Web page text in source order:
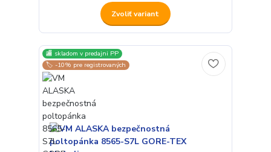
Zvoliť variant
🏬 skladom v predajni PP
🏷️ -10% pre registrovaných